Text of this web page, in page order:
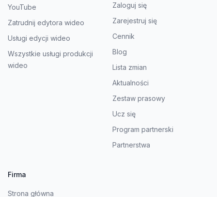
YouTube
Zatrudnij edytora wideo
Usługi edycji wideo
Wszystkie usługi produkcji
wideo
Zaloguj się
Zarejestruj się
Cennik
Blog
Lista zmian
Aktualności
Zestaw prasowy
Ucz się
Program partnerski
Partnerstwa
Firma
Strona główna